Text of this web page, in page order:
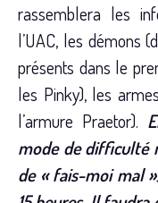
rassemblera les
l’UAC, les démons
présents dans le
les Pinky), les
l’armure Praetor).
mode de difficulté
de « fais-moi mal